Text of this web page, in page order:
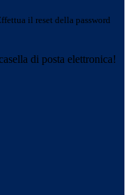
il reset della password
di posta elettronica!